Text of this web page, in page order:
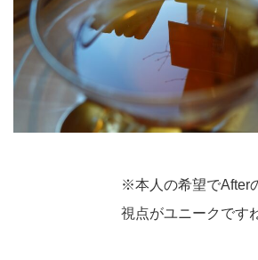
※本人の希望でAfter
視点がユニークです